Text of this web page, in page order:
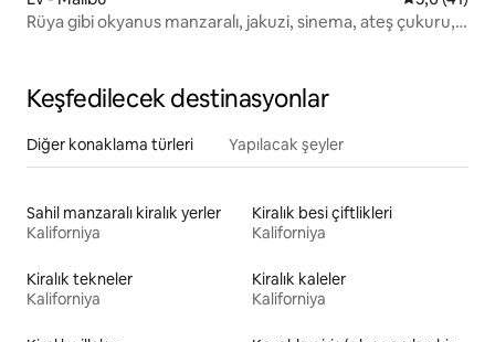
Rüya gibi okyanus manzaralı, jakuzi, sinema, ateş çukuru,
Keşfedilecek destinasyonlar
Diğer konaklama türleri Yapılacak şeyler
Sahil manzaralı kiralık yerler
Kaliforniya
Kiralık besi çiftlikleri
Kaliforniya
Kiralık tekneler
Kaliforniya
Kiralık kaleler
Kaliforniya